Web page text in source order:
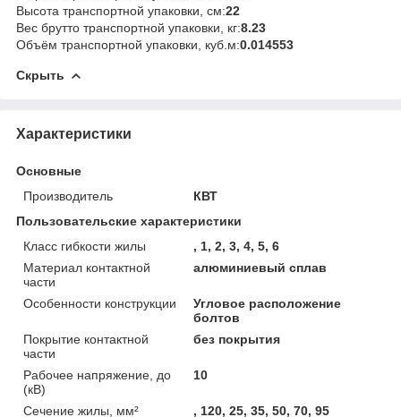
Высота транспортной упаковки, см:22
Вес брутто транспортной упаковки, кг:8.23
Объём транспортной упаковки, куб.м:0.014553
Скрыть
Характеристики
Основные
Производитель
КВТ
Пользовательские характеристики
Класс гибкости жилы
, 1, 2, 3, 4, 5, 6
Материал контактной
части
алюминиевый сплав
Особенности конструкции
Угловое расположение
болтов
Покрытие контактной
части
без покрытия
Рабочее напряжение, до
(кВ)
10
Сечение жилы, мм²
, 120, 25, 35, 50, 70, 95